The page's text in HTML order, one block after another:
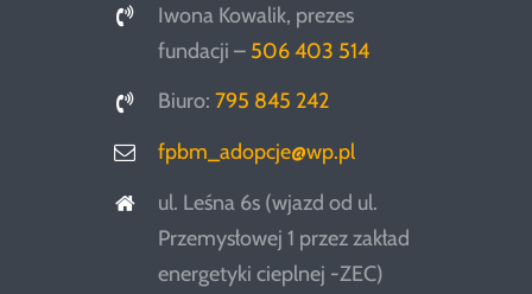
Iwona Kowalik, prezes
fundacji – 506 403 514
Biuro:795 845 242
fpbm_adopcje@wp.pl
ul. Leśna 6s (wjazd od ul.
Przemysłowej 1 przez zakład
energetyki cieplnej -ZEC)